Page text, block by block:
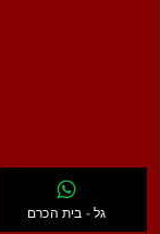
גל - בית הכרם